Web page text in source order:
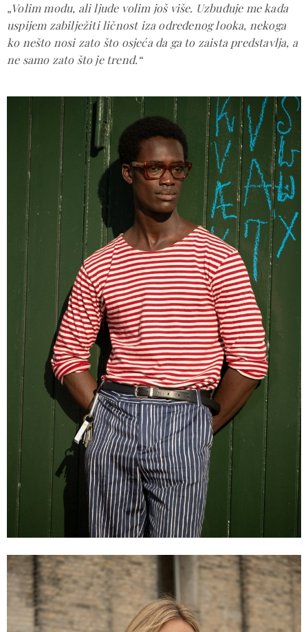
„Volim modu, ali ljude volim još više. Uzbuđuje me kada
uspijem zabilježiti ličnost iza određenog looka, nekoga
ko nešto nosi zato što osjeća da ga to zaista predstavlja, a
ne samo zato što je trend.“